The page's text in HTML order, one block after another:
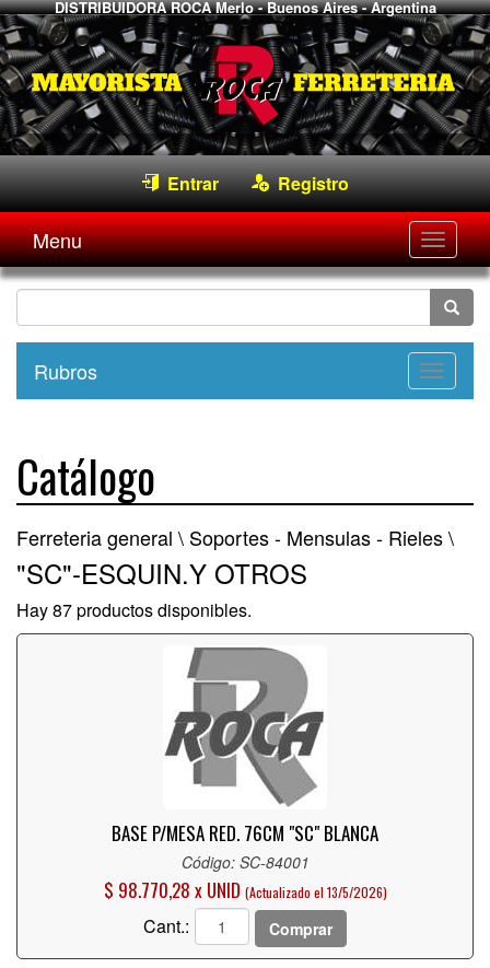
DISTRIBUIDORA ROCA Merlo - Buenos Aires - Argentina
Entrar Registro
Menu
Rubros
Catálogo
Ferreteria general \ Soportes - Mensulas - Rieles \
"SC"-ESQUIN.Y OTROS
Hay 87 productos disponibles.
BASE P/MESA RED. 76CM "SC" BLANCA
Código: SC-84001
$ 98.770,28 x UNID (Actualizado el 13/5/2026)
Cant.: Comprar